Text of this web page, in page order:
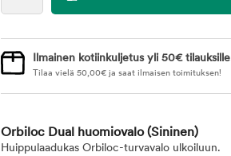
Ilmainen kotiinkuljetus yli 50€ tilauksille
Tilaa vielä 50,00€ ja saat ilmaisen toimituksen!
Orbiloc Dual huomiovalo(Sininen)
Huippulaadukas Orbiloc-turvavalo ulkoiluun.